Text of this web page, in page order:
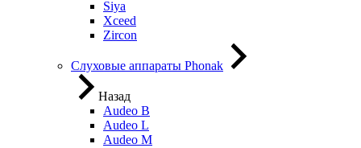
Siya
Xceed
Zircon
Слуховые аппараты Phonak
Назад
Audeo B
Audeo L
Audeo М